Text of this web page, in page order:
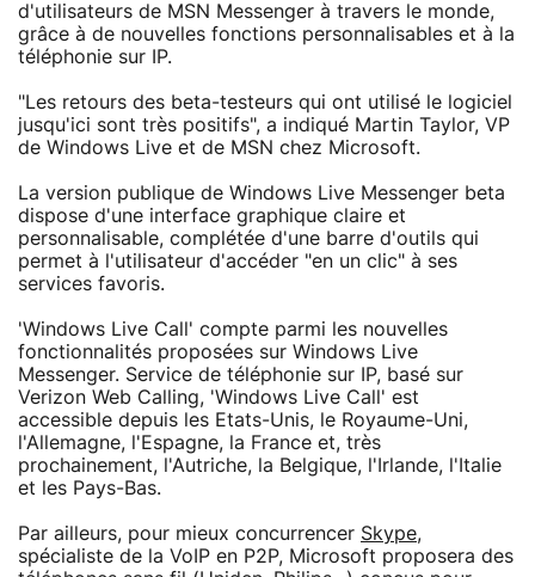
d'utilisateurs de MSN Messenger à travers le monde,
grâce à de nouvelles fonctions personnalisables et à la
téléphonie sur IP.
"Les retours des beta-testeurs qui ont utilisé le logiciel
jusqu'ici sont très positifs", a indiqué Martin Taylor, VP
de Windows Live et de MSN chez Microsoft.
La version publique de Windows Live Messenger beta
dispose d'une interface graphique claire et
personnalisable, complétée d'une barre d'outils qui
permet à l'utilisateur d'accéder "en un clic" à ses
services favoris.
'Windows Live Call' compte parmi les nouvelles
fonctionnalités proposées sur Windows Live
Messenger. Service de téléphonie sur IP, basé sur
Verizon Web Calling, 'Windows Live Call' est
accessible depuis les Etats-Unis, le Royaume-Uni,
l'Allemagne, l'Espagne, la France et, très
prochainement, l'Autriche, la Belgique, l'Irlande, l'Italie
et les Pays-Bas.
Par ailleurs, pour mieux concurrencer Skype,
spécialiste de la VoIP en P2P, Microsoft proposera des